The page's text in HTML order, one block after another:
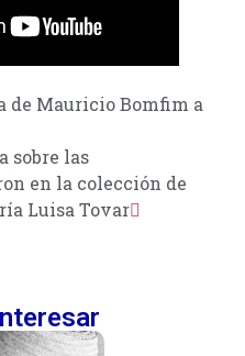
Mauricio Bomfim a
sobre las
en la colección de
Luisa Tovar